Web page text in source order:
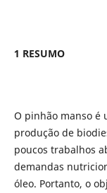
1 RESUMO
O pinhão manso é
produção de
poucos trabalhos
demandas
óleo. Portanto, o